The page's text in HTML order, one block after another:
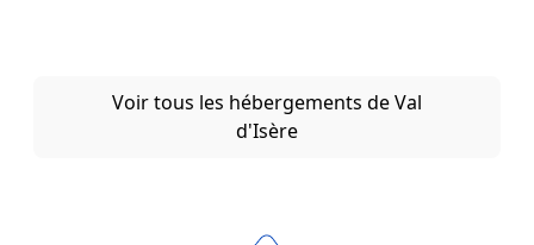
Voir tous les hébergements de Val
d'Isère